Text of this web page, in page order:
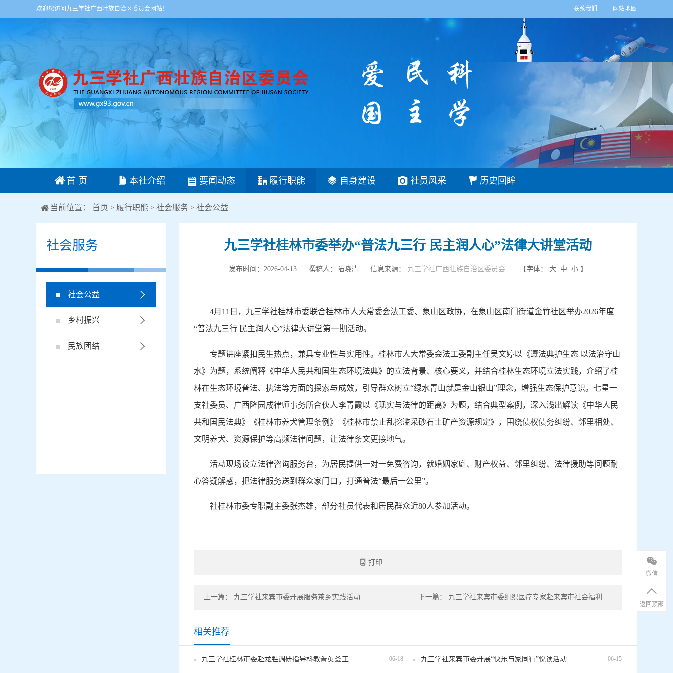
欢迎您访问九三学社广西壮族自治区委员会网站！ 联系我们 网站地图
首 页 本社介绍 要闻动态 履行职能 自身建设 社员风采 历史回眸
当前位置： 首页 > 履行职能 > 社会服务 > 社会公益
社会服务
社会公益
乡村振兴
民族团结
九三学社桂林市委举办“普法九三行 民主润人心”法律大讲堂活动
发布时间：2026-04-13 撰稿人：陆晓清 信息来源： 九三学社广西壮族自治区委员会 【字体： 大 中 小 】
4月11日，九三学社桂林市委联合桂林市人大常委会法工委、象山区政协，在象山区南门街道金竹社区举办2026年度
“普法九三行 民主润人心”法律大讲堂第一期活动。
专题讲座紧扣民生热点，兼具专业性与实用性。桂林市人大常委会法工委副主任吴文婷以《遵法典护生态 以法治守山
水》为题，系统阐释《中华人民共和国生态环境法典》的立法背景、核心要义，并结合桂林生态环境立法实践，介绍了桂
林在生态环境普法、执法等方面的探索与成效，引导群众树立“绿水青山就是金山银山”理念，增强生态保护意识。七星一
支社委员、广西隆园成律师事务所合伙人李青霞以《现实与法律的距离》为题，结合典型案例，深入浅出解读《中华人民
共和国民法典》《桂林市养犬管理条例》《桂林市禁止乱挖滥采砂石土矿产资源规定》，围绕债权债务纠纷、邻里相处、
文明养犬、资源保护等高频法律问题，让法律条文更接地气。
活动现场设立法律咨询服务台，为居民提供一对一免费咨询，就婚姻家庭、财产权益、邻里纠纷、法律援助等问题耐
心答疑解惑，把法律服务送到群众家门口，打通普法“最后一公里”。
社桂林市委专职副主委张杰雄，部分社员代表和居民群众近80人参加活动。
打印
上一篇： 九三学社来宾市委开展服务茶乡实践活动
相关推荐
06-18 九三学社来宾市委开展“快乐与家同行”悦读活动 06-15
微信
返回顶部